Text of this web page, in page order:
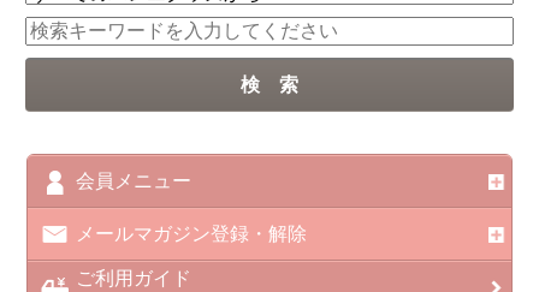
会員メニュー
メールマガジン登録・解除
ご利用ガイド